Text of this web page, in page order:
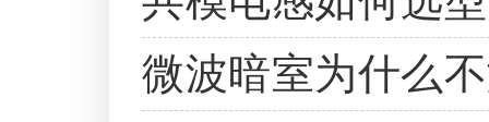
微波暗室为什么